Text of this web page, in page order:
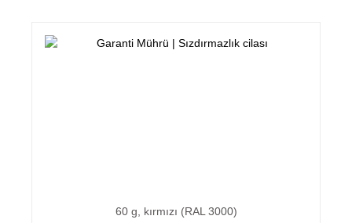
60 g, kırmızı (RAL 3000)